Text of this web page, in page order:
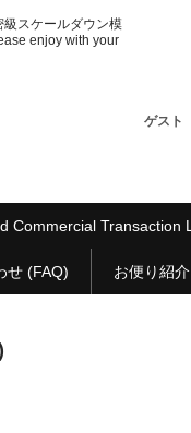
スケールダウン模
enjoy with your
ゲスト
Commercial Transaction
せ (FAQ) お便り紹介